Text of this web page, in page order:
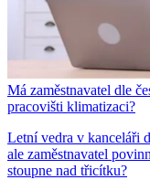
Má zaměstnavatel dle
pracovišti klimatizaci?
Letní vedra v kanceláři
ale zaměstnavatel
stoupne nad třicítku?